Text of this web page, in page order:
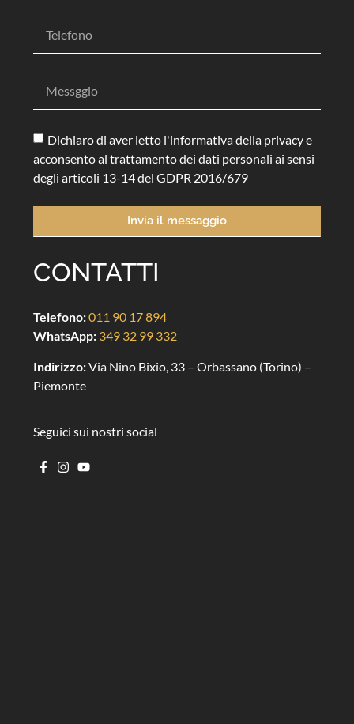
Dichiaro di aver letto l'informativa della privacy e
acconsento al trattamento dei dati personali ai sensi
degli articoli 13-14 del GDPR 2016/679
Invia il messaggio
CONTATTI
Telefono:011 90 17 894
WhatsApp: 349 32 99 332
Indirizzo:Via Nino Bixio, 33 – Orbassano (Torino) –
Piemonte
Seguici sui nostri social